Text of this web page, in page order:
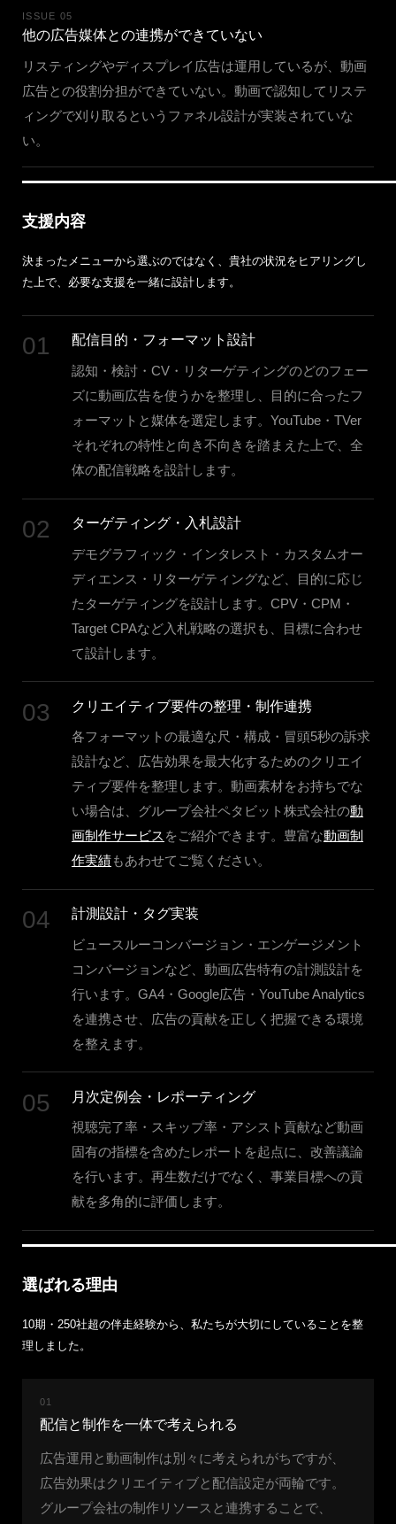
ISSUE 05
他の広告媒体との連携ができていない
リスティングやディスプレイ広告は運用しているが、動画
広告との役割分担ができていない。動画で認知してリステ
ィングで刈り取るというファネル設計が実装されていな
い。
支援内容
決まったメニューから選ぶのではなく、貴社の状況をヒアリングし
た上で、必要な支援を一緒に設計します。
01 配信目的・フォーマット設計
認知・検討・CV・リターゲティングのどのフェー
ズに動画広告を使うかを整理し、目的に合ったフ
ォーマットと媒体を選定します。YouTube・TVer
それぞれの特性と向き不向きを踏まえた上で、全
体の配信戦略を設計します。
02 ターゲティング・入札設計
デモグラフィック・インタレスト・カスタムオー
ディエンス・リターゲティングなど、目的に応じ
たターゲティングを設計します。CPV・CPM・
Target CPAなど入札戦略の選択も、目標に合わせ
て設計します。
03 クリエイティブ要件の整理・制作連携
各フォーマットの最適な尺・構成・冒頭5秒の訴求
設計など、広告効果を最大化するためのクリエイ
ティブ要件を整理します。動画素材をお持ちでな
い場合は、グループ会社ペタビット株式会社の動
画制作サービス をご紹介できます。豊富な動画制
作実績もあわせてご覧ください。
04 計測設計・タグ実装
ビュースルーコンバージョン・エンゲージメント
コンバージョンなど、動画広告特有の計測設計を
行います。GA4・Google広告・YouTube Analytics
を連携させ、広告の貢献を正しく把握できる環境
を整えます。
05 月次定例会・レポーティング
視聴完了率・スキップ率・アシスト貢献など動画
固有の指標を含めたレポートを起点に、改善議論
を行います。再生数だけでなく、事業目標への貢
献を多角的に評価します。
選ばれる理由
10期・250社超の伴走経験から、私たちが大切にしていることを整
理しました。
01
配信と制作を一体で考えられる
広告運用と動画制作は別々に考えられがちですが、
広告効果はクリエイティブと配信設定が両輪です。
グループ会社の制作リソースと連携することで、